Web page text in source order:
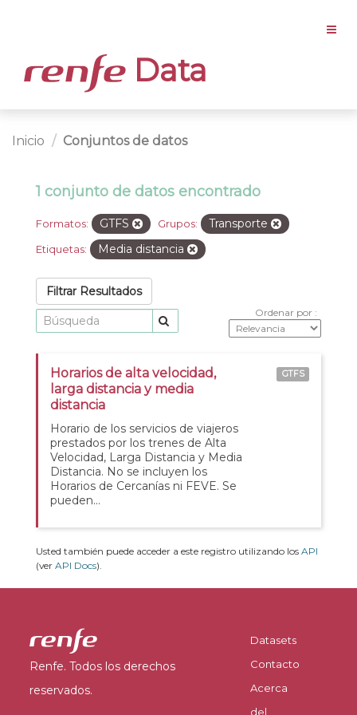
Data
Inicio Conjuntos de datos
1 conjunto de datos encontrado
Formatos: GTFS Grupos: Transporte
Etiquetas: Media distancia
Filtrar Resultados
Ordenar por
Horarios de alta velocidad,
larga distancia y media
distancia
Horario de los servicios de viajeros
prestados por los trenes de Alta
Velocidad, Larga Distancia y Media
Distancia. No se incluyen los
Horarios de Cercanías ni FEVE. Se
pueden...
GTFS
Usted también puede acceder a este registro utilizando los API
(ver API Docs).
Renfe. Todos los derechos
reservados.
Datasets
Contacto
Acerca
del